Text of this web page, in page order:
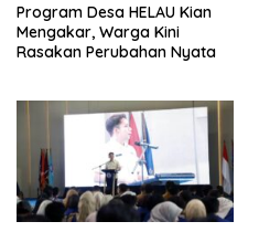
Program Desa HELAU Kian
Mengakar, Warga Kini
Rasakan Perubahan Nyata